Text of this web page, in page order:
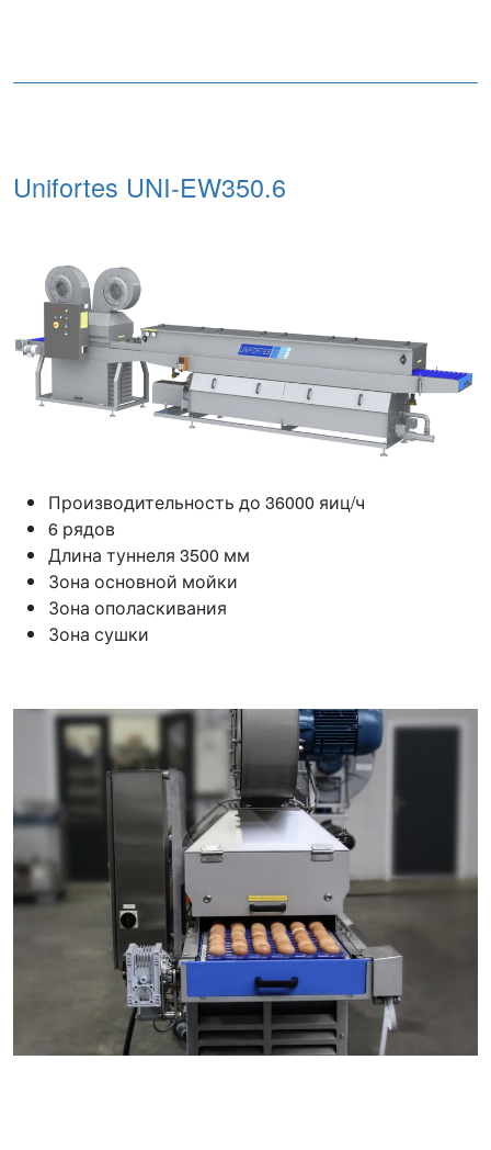
Unifortes UNI-EW350.6
Производительность до 36000 яиц/ч
6 рядов
Длина туннеля 3500 мм
Зона основной мойки
Зона ополаскивания
Зона сушки